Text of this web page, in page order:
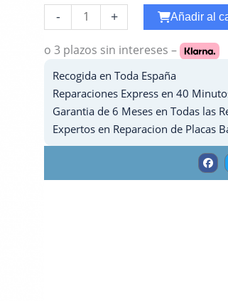
-
Reparar
Placa
Base
2021
cantidad
+ Añadir al
o 3 plazos sin intereses –
Recogida en Toda España
Reparaciones Express en 40
Garantia de 6 Meses en Todas las
Expertos en Reparacion de Placas
F
a
c
e